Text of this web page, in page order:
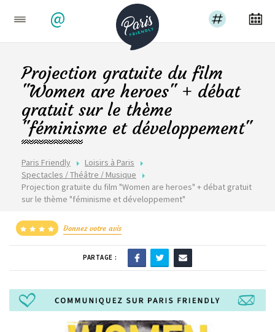
@
Paris Friendly
Loisirs à Paris
Spectacles / Théâtre / Musique
Projection gratuite du film "Women are heroes" + débat gratuit
sur le thème "féminisme et développement"
Projection gratuite du film
"Women are heroes" + débat
gratuit sur le thème
"féminisme et développement"
Donnez votre avis
PARTAGE :